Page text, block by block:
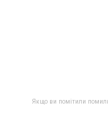
Якщо ви помітили